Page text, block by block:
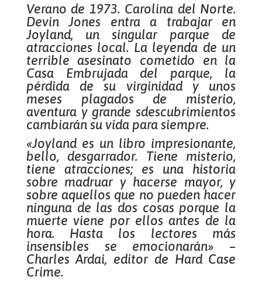
Verano de 1973. Carolina del Norte.
Devin Jones entra a trabajar en
Joyland, un singular parque de
atracciones local. La leyenda de un
terrible asesinato cometido en la
Casa Embrujada del parque, la
pérdida de su virginidad y unos
meses plagados de misterio,
aventura y grande sdescubrimientos
cambiarán su vida para siempre.
«Joyland es un libro impresionante,
bello, desgarrador. Tiene misterio,
tiene atracciones; es una historia
sobre madruar y hacerse mayor, y
sobre aquellos que no pueden hacer
ninguna de las dos cosas porque la
muerte viene por ellos antes de la
hora. Hasta los lectores más
insensibles se emocionarán» –
Charles Ardai, editor de Hard Case
Crime.